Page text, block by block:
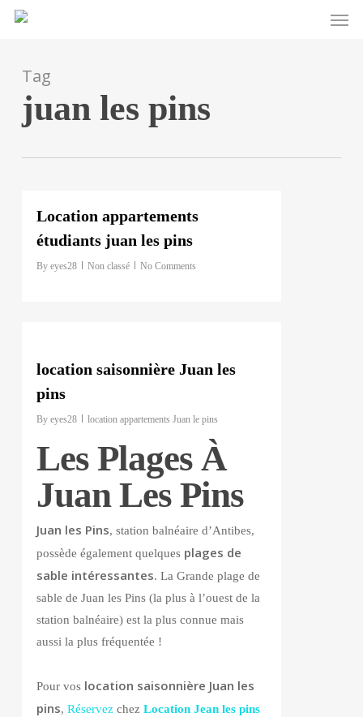
Skip
content
Menu
Tag
juan les pins
Location appartements
étudiants juan les pins
By eyes28 Non classé No Comments
location saisonnière Juan les
pins
By eyes28 location appartements Juan le pins
Les Plages À
Juan Les Pins
Juan les Pins, station balnéaire d’Antibes,
possède également quelques plages de
sable intéressantes. La Grande plage de
sable de Juan les Pins (la plus à l’ouest de la
station balnéaire) est la plus connue mais
aussi la plus fréquentée !
Pour vos location saisonnière Juan les
pins, Réservezchez Location Jean les pins